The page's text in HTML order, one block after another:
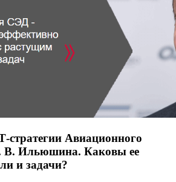
стратегии Авиационного
В. Ильюшина. Каковы ее
и задачи?